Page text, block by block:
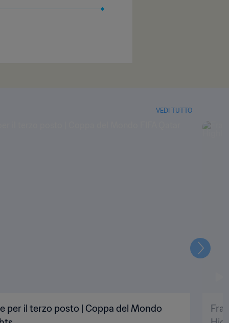
VEDI TUTTO
per il terzo posto | Coppa del Mondo